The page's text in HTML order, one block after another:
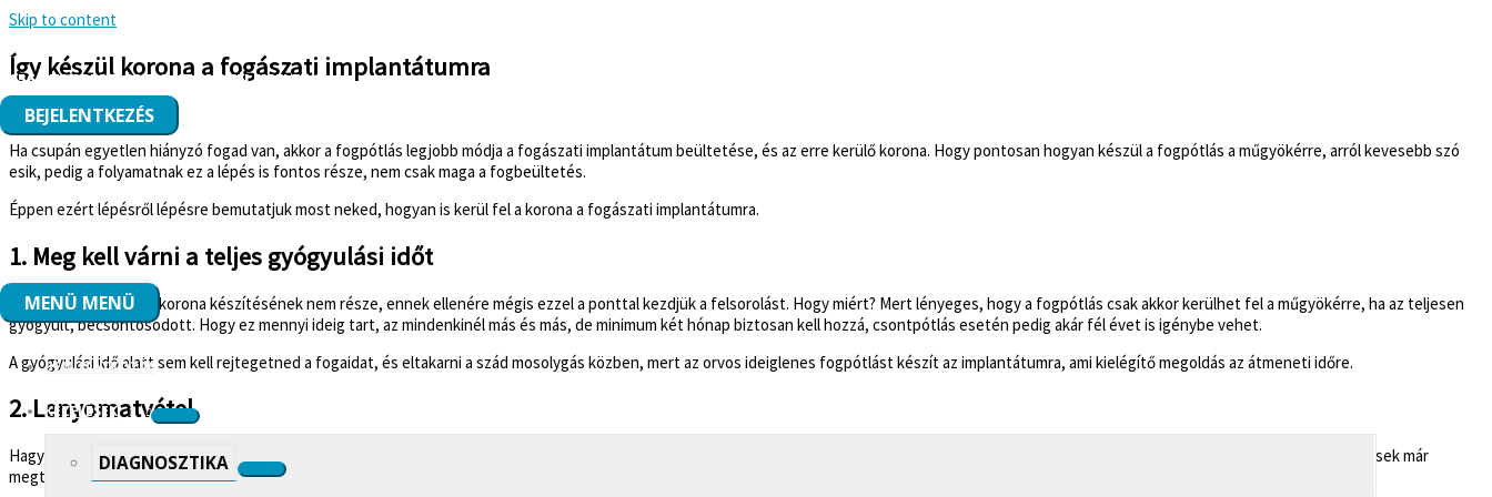
Skip to content
1056 BUDAPEST, DUNA UTCA 3 FÉLEMELET 6.
BEJELENTKEZÉS
MENÜ MENÜ
BEMUTATKOZÁS
KEZELÉSEK
DIAGNOSZTIKA
Így készül korona a fogászati implantátumra
Ha csupán egyetlen hiányzó fogad van, akkor a fogpótlás legjobb módja a fogászati implantátum beültetése, és az erre kerülő korona. Hogy pontosan hogyan készül a fogpótlás a műgyökérre, arról kevesebb szó
esik, pedig a folyamatnak ez a lépés is fontos része, nem csak maga a fogbeültetés.
Éppen ezért lépésről lépésre bemutatjuk most neked, hogyan is kerül fel a korona a fogászati implantátumra.
1. Meg kell várni a teljes gyógyulási időt
Igaz, hogy magának a korona készítésének nem része, ennek ellenére mégis ezzel a ponttal kezdjük a felsorolást. Hogy miért? Mert lényeges, hogy a fogpótlás csak akkor kerülhet fel a műgyökérre, ha az teljesen
gyógyult, becsontosodott. Hogy ez mennyi ideig tart, az mindenkinél más és más, de minimum két hónap biztosan kell hozzá, csontpótlás esetén pedig akár fél évet is igénybe vehet.
A gyógyulási idő alatt sem kell rejtegetned a fogaidat, és eltakarni a szád mosolygás közben, mert az orvos ideiglenes fogpótlást készít az implantátumra, ami kielégítő megoldás az átmeneti időre.
2. Lenyomatvétel
Hagyományos esetben a fogpótlások készítése a konzultációval és a kezelési terv elkészítésével kezdődik. Ezeket a pontokat ezúttal átugorjuk, hiszen az implantátum beültetése előtt a fenti a lépések már
megtörténtek.